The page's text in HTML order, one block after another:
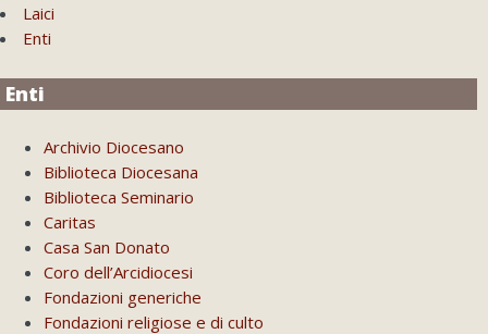
Laici
Enti
Enti
Archivio Diocesano
Biblioteca Diocesana
Biblioteca Seminario
Caritas
Casa San Donato
Coro dell’Arcidiocesi
Fondazioni generiche
Fondazioni religiose e di culto